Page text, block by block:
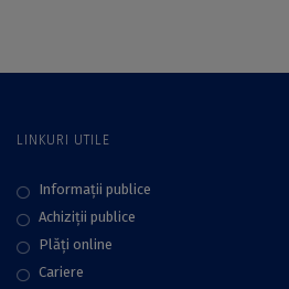
București
LINKURI UTILE
Informații publice
Achiziții publice
Plăţi online
Cariere